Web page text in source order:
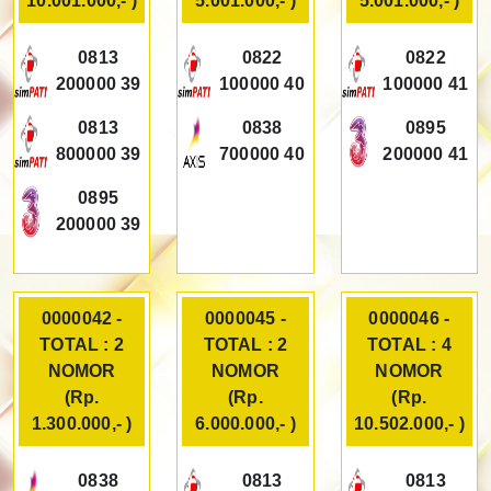
0813
200000 39
0813
800000 39
0895
200000 39
0822
100000 40
0838
700000 40
0822
100000 41
0895
200000 41
0000042 -
TOTAL : 2
NOMOR
(Rp.
1.300.000,- )
0838
0000045 -
TOTAL : 2
NOMOR
(Rp.
6.000.000,- )
0813
0000046 -
TOTAL : 4
NOMOR
(Rp.
10.502.000,- )
0813